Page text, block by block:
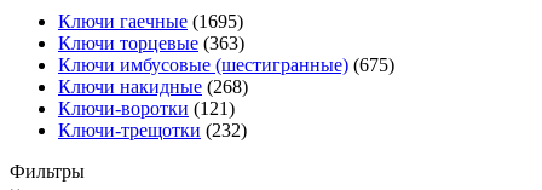
Ключи гаечные (1695)
Ключи торцевые (363)
Ключи имбусовые (шестигранные) (675)
Ключи накидные (268)
Ключи-воротки (121)
Ключи-трещотки (232)
Фильтры